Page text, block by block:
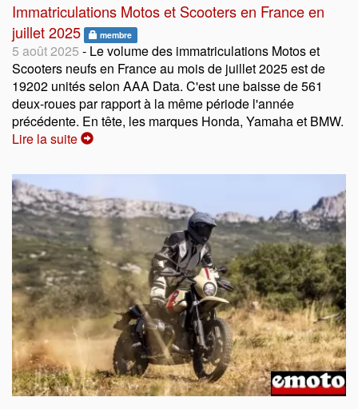
Immatriculations Motos et Scooters en France en
juillet 2025
membre
5 août 2025 - Le volume des immatriculations Motos et
Scooters neufs en France au mois de juillet 2025 est de
19202 unités selon AAA Data. C'est une baisse de 561
deux-roues par rapport à la même période l'année
précédente. En tête, les marques Honda, Yamaha et BMW.
Lire la suite